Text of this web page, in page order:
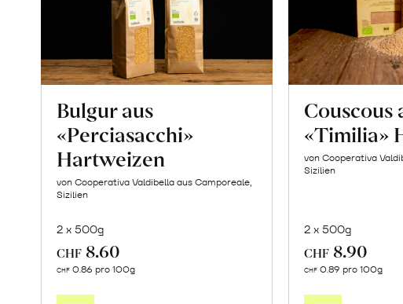
Bulgur aus
«Perciasacchi»
Hartweizen
von Cooperativa Valdibella aus Camporeale,
Sizilien
2 x 500g
CHF 8.60
CHF 0.86 pro 100g
Couscous
«Timilia»
von Cooperativa
Sizilien
2 x 500g
CHF 8.90
CHF 0.89 pro 100g